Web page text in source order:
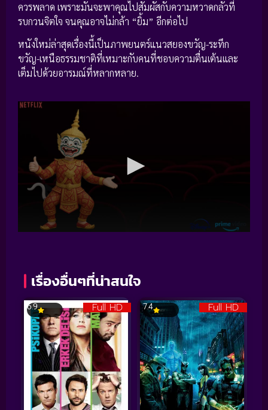
ควรพลาด เพราะมันจะพาคุณไปสัมผัสกับความหวาดกลัวที่
รบกวนจิตใจ จนคุณอาจไม่กล้า “ยิ้ม” อีกต่อไป
หนังใหม่ล่าสุดเรื่องนี้เป็นภาพยนตร์แนวสยองขวัญ-ระทึก
ขวัญ-เหนือธรรมชาติที่เหมาะกับคนที่ชอบความตื่นเต้นและ
เต็มไปด้วยอารมณ์ที่หลากหลาย.
เรื่องอื่นๆที่น่าสนใจ
Full HD
6.9 Full HD
7.4